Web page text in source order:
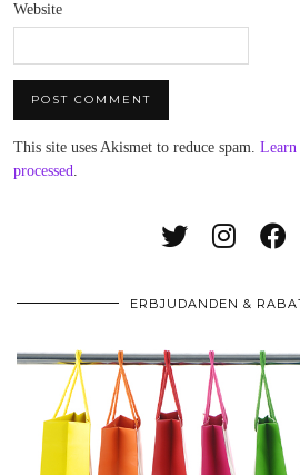
Website
This site uses Akismet to reduce spam. Learn
processed.
ERBJUDANDEN &